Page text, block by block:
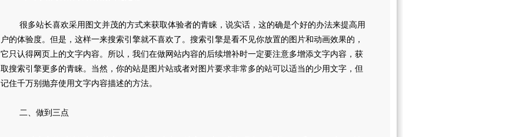
很多站长喜欢采用图文并茂的方式来获取体验者的青睐，说实话，这的确是个好的办法来提高用
户的体验度。但是，这样一来搜索引擎就不喜欢了。搜索引擎是看不见你放置的图片和动画效果的，
它只认得网页上的文字内容。所以，我们在做网站内容的后续增补时一定要注意多增添文字内容，获
取搜索引擎更多的青睐。当然，你的站是图片站或者对图片要求非常多的站可以适当的少用文字，但
记住千万别抛弃使用文字内容描述的方法。
二、做到三点